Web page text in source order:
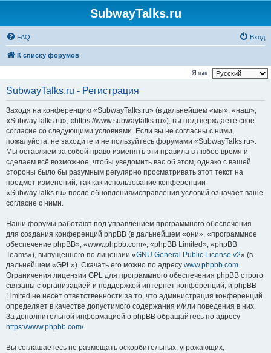
SubwayTalks.ru
FAQ Вход
К списку форумов
Язык:
SubwayTalks.ru - Регистрация
Заходя на конференцию «SubwayTalks.ru» (в дальнейшем «мы», «наш»,
«SubwayTalks.ru», «https://www.subwaytalks.ru»), вы подтверждаете своё
согласие со следующими условиями. Если вы не согласны с ними,
пожалуйста, не заходите и не пользуйтесь форумами «SubwayTalks.ru».
Мы оставляем за собой право изменять эти правила в любое время и
сделаем всё возможное, чтобы уведомить вас об этом, однако с вашей
стороны было бы разумным регулярно просматривать этот текст на
предмет изменений, так как использование конференции
«SubwayTalks.ru» после обновления/исправления условий означает ваше
согласие с ними.
Наши форумы работают под управлением программного обеспечения
для создания конференций phpBB (в дальнейшем «они», «программное
обеспечение phpBB», «www.phpbb.com», «phpBB Limited», «phpBB
Teams»), выпущенного по лицензии «GNU General Public License v2» (в
дальнейшем «GPL»). Скачать его можно по адресу www.phpbb.com.
Ограничения лицензии GPL для программного обеспечения phpBB строго
связаны с организацией и поддержкой интернет-конференций, и phpBB
Limited не несёт ответственности за то, что администрация конференций
определяет в качестве допустимого содержания и/или поведения в них.
За дополнительной информацией о phpBB обращайтесь по адресу
https://www.phpbb.com/.
Вы соглашаетесь не размещать оскорбительных, угрожающих,